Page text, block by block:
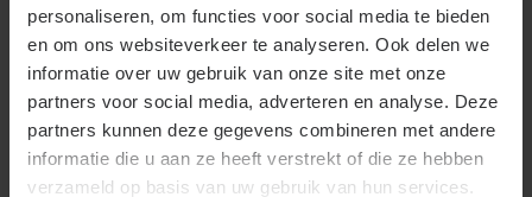
personaliseren, om functies voor social media te bieden
en om ons websiteverkeer te analyseren. Ook delen we
informatie over uw gebruik van onze site met onze
partners voor social media, adverteren en analyse. Deze
partners kunnen deze gegevens combineren met andere
informatie die u aan ze heeft verstrekt of die ze hebben
verzameld op basis van uw gebruik van hun services.
Deze oranje variant kenmerkt zich door zeer sterk
gevulde bloemen. De nieuwe scheuten van de plant
hebben een rode gloed. De bloemen verkleuren van
oranje naar zalmoranje bij het verouderen. De Rosa
'Orange Meilove' is een doorbloeiende rozensoort:
de bloei duurt van juni tot aan oktober. De groei is